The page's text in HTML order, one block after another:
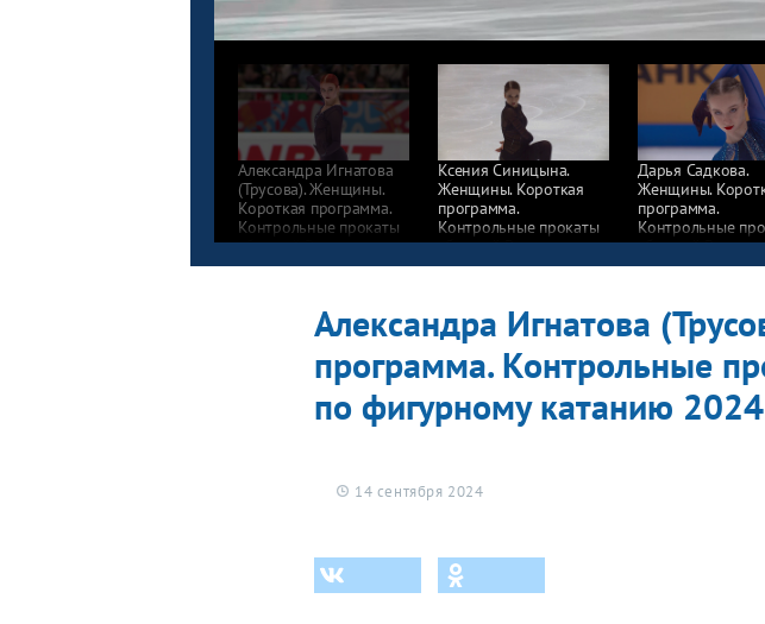
Александра Игнатова
(Трусова). Женщины.
Короткая программа.
Контрольные прокаты
сборной России
по фигурному катанию
Ксения Синицына.
Женщины. Короткая
программа.
Контрольные прокаты
сборной России
по фигурному катанию
Дарья Садкова.
Женщины.
программа.
Контрольные
сборной России
по фигурному
Александра Игнатова
программа. Контрольные
по фигурному катанию 2024
14 сентября 2024